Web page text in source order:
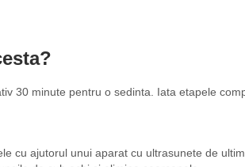
30 minute pentru o sedinta. Iata etapele
cu ajutorul unui aparat cu ultrasunete de